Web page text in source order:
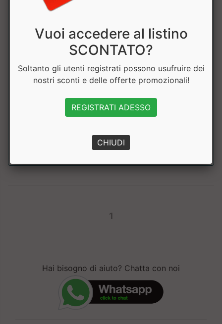
Cavigliere Jacquard AB717
Cavigliere rinforzate in cotone elasticizzato. ....
a partire da € 10.71
1
Hai bisogno di aiuto? Chatta con noi
Vuoi accedere al listino
SCONTATO?
Soltanto gli utenti registrati possono usufruire dei
nostri sconti e delle offerte promozionali!
REGISTRATI ADESSO
CHIUDI